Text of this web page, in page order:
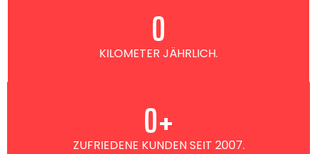
KILOMETER JÄHRLICH.
0
ZUFRIEDENE KUNDEN SEIT 2007.
0+